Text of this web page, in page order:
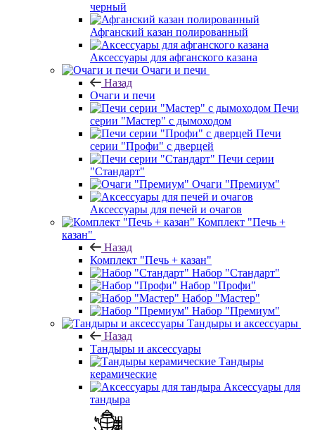
черный
Афганский казан полированный
Аксессуары для афганского казана
Очаги и печи
Назад
Очаги и печи
Печи
серии "Мастер" с дымоходом
Печи
серии "Профи" с дверцей
Печи серии
"Стандарт"
Очаги "Премиум"
Аксессуары для печей и очагов
Комплект "Печь +
казан"
Назад
Комплект "Печь + казан"
Набор "Стандарт"
Набор "Профи"
Набор "Мастер"
Набор "Премиум"
Тандыры и аксессуары
Назад
Тандыры и аксессуары
Тандыры
керамические
Аксессуары для
тандыра